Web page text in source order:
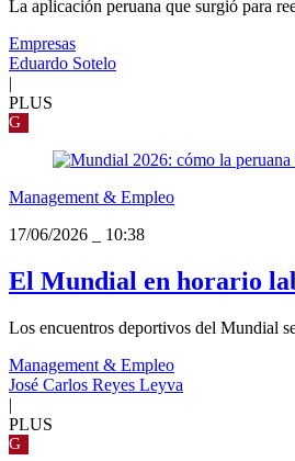
La aplicación peruana que surgió para
Empresas
Eduardo Sotelo
|
PLUS
G
Management & Empleo
17/06/2026
10:38
El Mundial en horario
Los encuentros deportivos del Mundial
Management & Empleo
José Carlos Reyes Leyva
|
PLUS
G